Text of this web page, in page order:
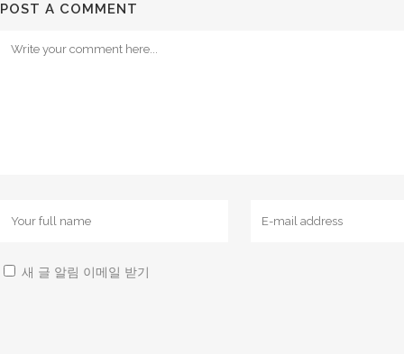
POST A COMMENT
새 글 알림 이메일 받기